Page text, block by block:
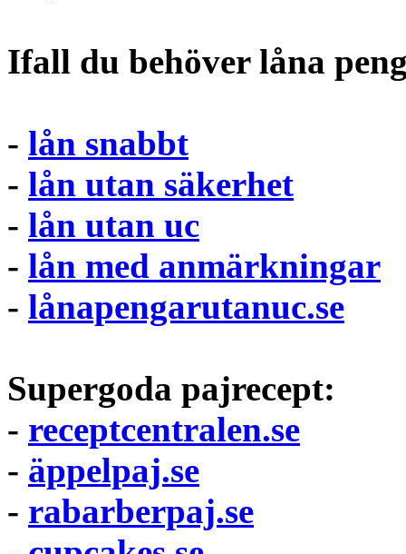
Ifall du behöver låna
- lån snabbt
- lån utan säkerhet
- lån utan uc
- lån med anmärkningar
- lånapengarutanuc.se
Supergoda pajrecept:
- receptcentralen.se
- äppelpaj.se
- rabarberpaj.se